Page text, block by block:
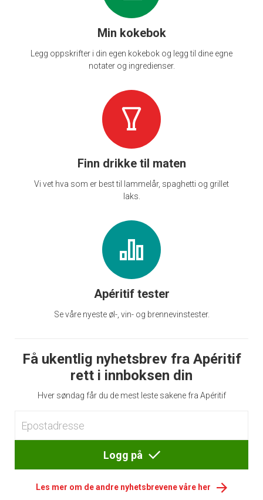
Min kokebok
Legg oppskrifter i din egen kokebok og legg til dine egne
notater og ingredienser.
Finn drikke til maten
Vi vet hva som er best til lammelår, spaghetti og grillet
laks.
Apéritif tester
Se våre nyeste øl-, vin- og brennevinstester.
Få ukentlig nyhetsbrev fra Apéritif
rett i innboksen din
Hver søndag får du de mest leste sakene fra Apéritif
Logg på
Les mer om de andre nyhetsbrevene våre her